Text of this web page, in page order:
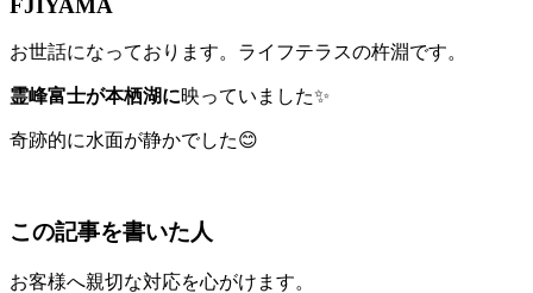
お世話になっております。ライフテラスの杵淵です。
霊峰富士が本栖湖に映っていました✨
奇跡的に水面が静かでした😊
この記事を書いた人
お客様へ親切な対応を心がけます。